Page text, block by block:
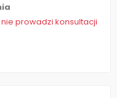
prowadzi konsultacji